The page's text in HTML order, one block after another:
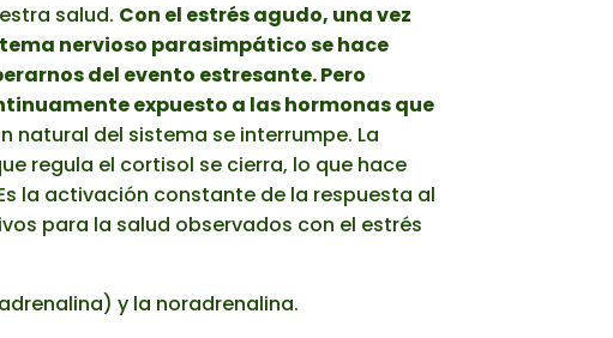
salud. Con el estrés agudo, una vez
nervioso parasimpático se hace
del evento estresante. Pero
expuesto a las hormonas que
natural del sistema se interrumpe. La
regula el cortisol se cierra, lo que hace
la activación constante de la respuesta al
para la salud observados con el estrés
y la noradrenalina.